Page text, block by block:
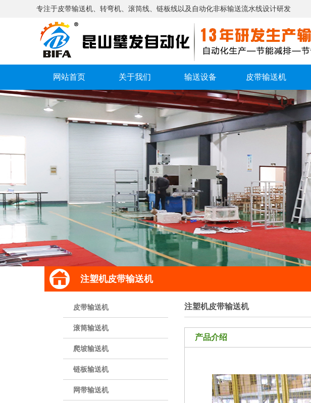
专注于皮带输送机、转弯机、滚筒线、链板线以及自动化非标输送流水线设计研发
网站首页 关于我们 输送设备 皮带输送机
注塑机皮带输送机
皮带输送机
滚筒输送机
爬坡输送机
链板输送机
网带输送机
注塑机皮带输送机
产品介绍